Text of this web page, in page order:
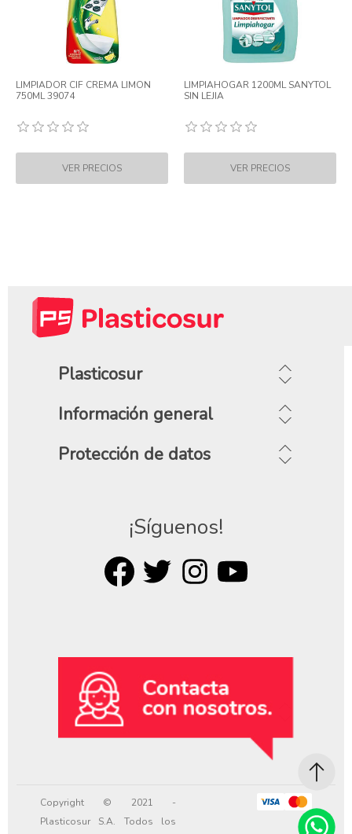
LIMPIADOR CIF CREMA LIMON
750ML 39074
LIMPIAHOGAR 1200ML SANYTOL
SIN LEJIA
Plasticosur
Información general
Protección de datos
¡Síguenos!
Copyright © 2021 -
Plasticosur S.A. Todos los